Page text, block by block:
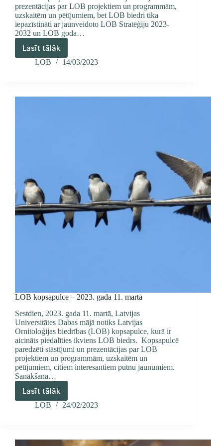
prezentācijas par LOB projektiem un programmām,
uzskaitēm un pētījumiem, bet LOB biedri tika
iepazīstināti ar jaunveidoto LOB Stratēģiju 2023-
2032 un LOB goda…
Lasīt tālāk
Atskats
uz
LOB 14/03/2023
LOB kopsapulce – 2023. gada 11. martā
Sestdien, 2023. gada 11. martā, Latvijas
Universitātes Dabas mājā notiks Latvijas
Ornitoloģijas biedrības (LOB) kopsapulce, kurā ir
aicināts piedalīties ikviens LOB biedrs. Kopsapulcē
paredzēti stāstījumi un prezentācijas par LOB
projektiem un programmām, uzskaitēm un
pētījumiem, citiem interesantiem putnu jaunumiem.
Sanākšana…
Lasīt tālāk
LOB
kopsapulce
11.
LOB 24/02/2023